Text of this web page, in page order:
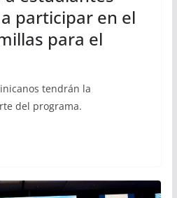
participar en el
para el
tendrán la
del programa.